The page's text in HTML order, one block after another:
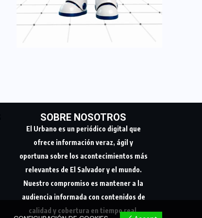
SOBRE NOSOTROS
El Urbano es un periódico digital que
ofrece información veraz, ágil y
oportuna sobre los acontecimientos más
relevantes de El Salvador y el mundo.
Nuestro compromiso es mantener a la
audiencia informada con contenidos de
calidad y cobertura en tiempo real.